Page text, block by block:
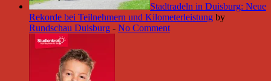
Stadtradeln in Duisburg: Neue
Rekorde bei Teilnehmern und Kilometerleistung by
Rundschau Duisburg - No Comment